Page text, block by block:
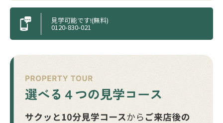
見学可能です!(無料)
0120-830-021